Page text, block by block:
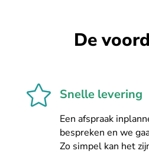
De
 Snelle levering
Een afspraak
bespreken en we
Zo simpel kan het